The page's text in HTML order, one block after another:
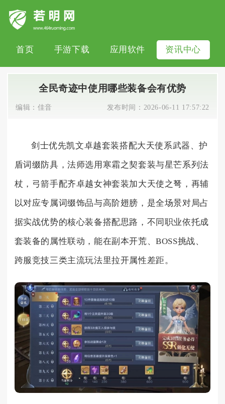
首页 手游下载 应用软件 资讯中心
全民奇迹中使用哪些装备会有优势
编辑： 佳音 发布时间： 2026-06-11 17:57:22
剑士优先凯文卓越套装搭配大天使系武器、护
盾词缀防具，法师选用寒霜之契套装与星芒系列法
杖，弓箭手配齐卓越女神套装加大天使之弩，再辅
以对应专属词缀饰品与高阶翅膀，是全场景对局占
据实战优势的核心装备搭配思路，不同职业依托成
套装备的属性联动，能在副本开荒、BOSS挑战、
跨服竞技三类主流玩法里拉开属性差距。